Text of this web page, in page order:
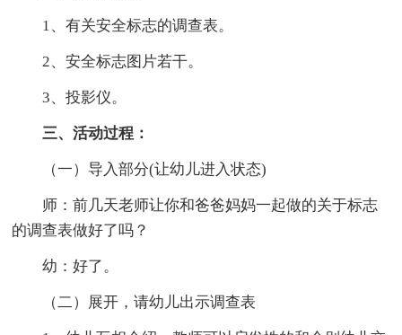
1、有关安全标志的调查表。
2、安全标志图片若干。
3、投影仪。
三、活动过程：
（一）导入部分(让幼儿进入状态)
师：前几天老师让你和爸爸妈妈一起做的关于标志
的调查表做好了吗？
幼：好了。
（二）展开，请幼儿出示调查表